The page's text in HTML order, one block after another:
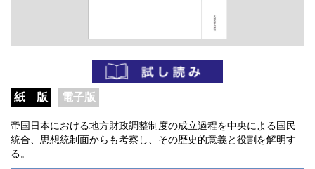
紙 版 電子版
帝国日本における地方財政調整制度の成立過程を中央による国民
統合、思想統制面からも考察し、その歴史的意義と役割を解明す
る。